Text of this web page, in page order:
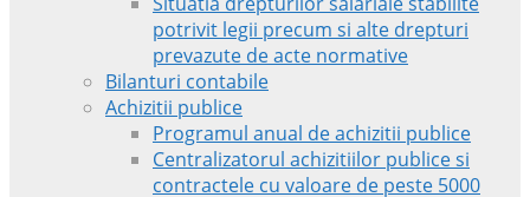
potrivit legii precum si alte drepturi
prevazute de acte normative
Bilanturi contabile
Achizitii publice
Programul anual de achizitii publice
Centralizatorul achizitiilor publice si
contractele cu valoare de peste 5000